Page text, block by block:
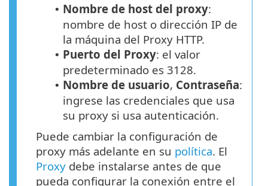
• Nombre de host del proxy:
nombre de host o dirección IP de
la máquina del Proxy HTTP.
• Puerto del Proxy: el valor
predeterminado es 3128.
• Nombre de usuario, Contraseña:
ingrese las credenciales que usa
su proxy si usa autenticación.
Puede cambiar la configuración de
proxy más adelante en su política. El
Proxy debe instalarse antes de que
pueda configurar la conexión entre el